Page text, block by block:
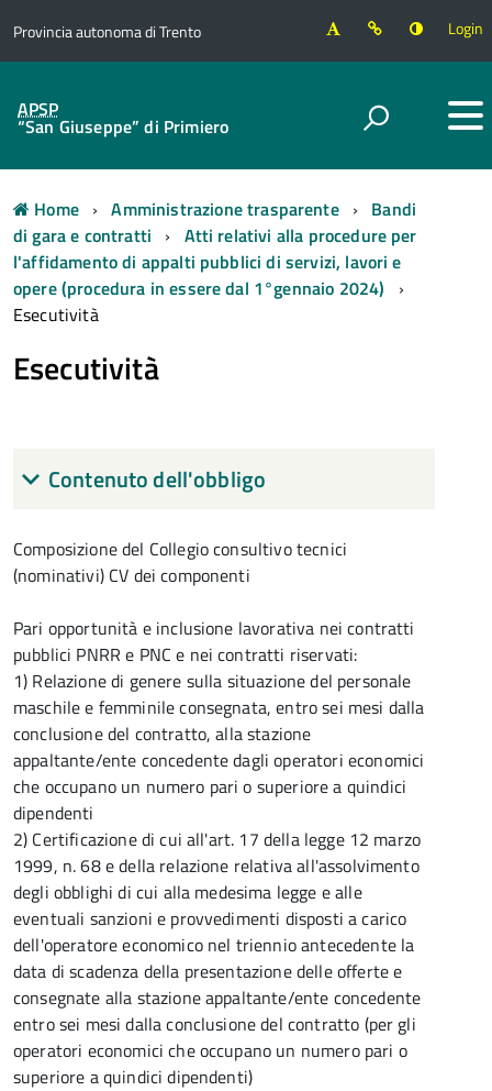
Provincia autonoma di Trento Login
APSP
“San Giuseppe” di Primiero
Home Amministrazione trasparente
Bandi
di gara e contratti
Atti relativi alla procedure per
l'affidamento di appalti pubblici di servizi, lavori e
opere (procedura in essere dal 1°gennaio 2024)
Esecutività
Esecutività
Contenuto dell'obbligo
Composizione del Collegio consultivo tecnici
(nominativi) CV dei componenti
Pari opportunità e inclusione lavorativa nei contratti
pubblici PNRR e PNC e nei contratti riservati:
1) Relazione di genere sulla situazione del personale
maschile e femminile consegnata, entro sei mesi dalla
conclusione del contratto, alla stazione
appaltante/ente concedente dagli operatori economici
che occupano un numero pari o superiore a quindici
dipendenti
2) Certificazione di cui all'art. 17 della legge 12 marzo
1999, n. 68 e della relazione relativa all'assolvimento
degli obblighi di cui alla medesima legge e alle
eventuali sanzioni e provvedimenti disposti a carico
dell'operatore economico nel triennio antecedente la
data di scadenza della presentazione delle offerte e
consegnate alla stazione appaltante/ente concedente
entro sei mesi dalla conclusione del contratto (per gli
operatori economici che occupano un numero pari o
superiore a quindici dipendenti)